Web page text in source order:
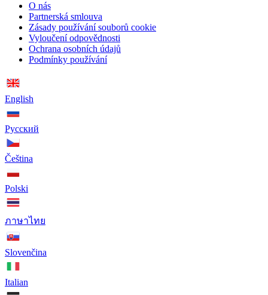
O nás
Partnerská smlouva
Zásady používání souborů cookie
Vyloučení odpovědnosti
Ochrana osobních údajů
Podmínky používání
English
Русский
Čeština
Polski
ภาษาไทย
Slovenčina
Italian